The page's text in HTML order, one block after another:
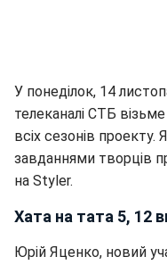
У понеділок, 14
телеканалі СТБ
всіх сезонів проекту.
завданнями творців
на Styler.
Хата на тата 5, 12
Юрій Яценко, новий